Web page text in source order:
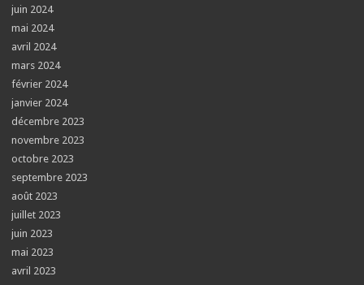
juin 2024
mai 2024
avril 2024
mars 2024
février 2024
janvier 2024
décembre 2023
novembre 2023
octobre 2023
septembre 2023
août 2023
juillet 2023
juin 2023
mai 2023
avril 2023